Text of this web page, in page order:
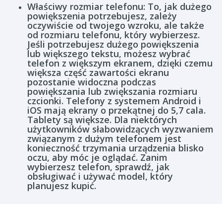
Właściwy rozmiar telefonu: To, jak dużego
powiększenia potrzebujesz, zależy
oczywiście od twojego wzroku, ale także
od rozmiaru telefonu, który wybierzesz.
Jeśli potrzebujesz dużego powiększenia
lub większego tekstu, możesz wybrać
telefon z większym ekranem, dzięki czemu
większa część zawartości ekranu
pozostanie widoczna podczas
powiększania lub zwiększania rozmiaru
czcionki. Telefony z systemem Android i
iOS mają ekrany o przekątnej do 5,7 cala.
Tablety są większe. Dla niektórych
użytkowników słabowidzących wyzwaniem
związanym z dużym telefonem jest
konieczność trzymania urządzenia blisko
oczu, aby móc je oglądać. Zanim
wybierzesz telefon, sprawdź, jak
obsługiwać i używać model, który
planujesz kupić.